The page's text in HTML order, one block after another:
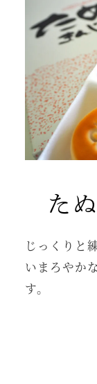
た
じっくりと
いまろやか
す。